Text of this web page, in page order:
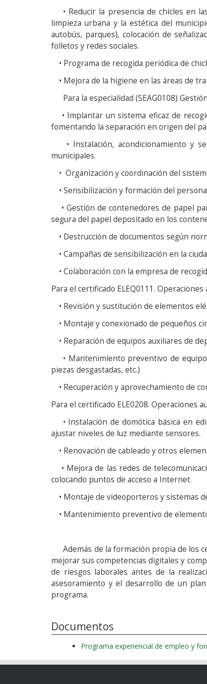
• Reducir la presencia de chicles en
limpieza urbana y la estética del
autobús, parques), colocación de
folletos y redes sociales.
• Programa de recogida periódica de
• Mejora de la higiene en las áreas de
Para la especialidad (SEAG0108)
• Implantar un sistema eficaz de
fomentando la separación en origen del
• Instalación, acondicionamiento y
municipales.
• Organización y coordinación del
• Sensibilización y formación del
• Gestión de contenedores de papel
segura del papel depositado en los
• Destrucción de documentos según
• Campañas de sensibilización en la
• Colaboración con la empresa de
Para el certificado ELEQ0111.
• Revisión y sustitución de elementos
• Montaje y conexionado de pequeños
• Reparación de equipos auxiliares de
• Mantenimiento preventivo de
piezas desgastadas, etc.)
• Recuperación y aprovechamiento de
Para el certificado ELE0208. Operaciones
• Instalación de domótica básica en
ajustar niveles de luz mediante sensores.
• Renovación de cableado y otros
• Mejora de las redes de
colocando puntos de acceso a Internet.
• Montaje de videoporteros y sistemas
• Mantenimiento preventivo de
Además de la formación propia de los
mejorar sus competencias digitales y
de riesgos laborales antes de la
asesoramiento y el desarrollo de un
programa.
Documentos
Programa experiencial de empleo y